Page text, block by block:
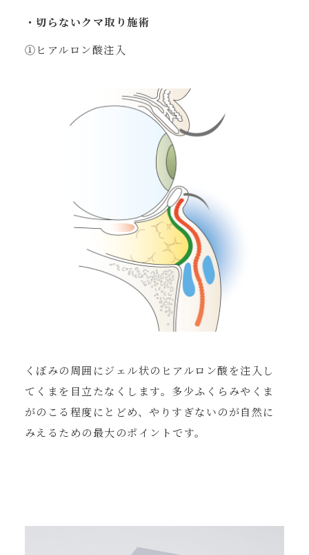
・切らないクマ取り施術
①ヒアルロン酸注入
くぼみの周囲にジェル状のヒアルロン酸を注入し
てくまを目立たなくします。多少ふくらみやくま
がのこる程度にとどめ、やりすぎないのが自然に
みえるための最大のポイントです。